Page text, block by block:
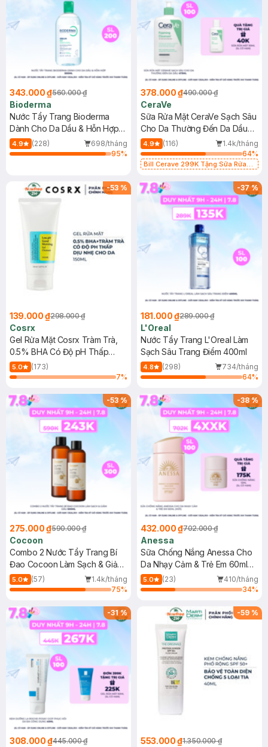
343.000 ₫560.000 ₫
Bioderma
Nước Tẩy Trang Bioderma
Dành Cho Da Dầu & Hỗn Hợp
500ml
4.9 (228)
698/tháng
95%
378.000 ₫490.000 ₫
CeraVe
Sữa Rửa Mặt CeraVe Sạch Sâu
Cho Da Thường Đến Da Dầu
473ml
4.9 (116)
1.4k/tháng
64%
Bill Cerave 299K Tặng Sữa Rửa
-53 %
139.000 ₫298.000 ₫
Cosrx
Gel Rửa Mặt Cosrx Tràm Trà,
0.5% BHA Có Độ pH Thấp
150ml
5.0
(173)
7%
-37%
181.000 ₫289.000 ₫
L'Oreal
Nước Tẩy Trang L'Oreal Làm
Sạch Sâu Trang Điểm 400ml
4.8 (298)
734/tháng
64%
-53%
275.000 ₫590.000 ₫
Cocoon
Combo 2 Nước Tẩy Trang Bí
Đao Cocoon Làm Sạch & Giảm
Dầu 500ml
5.0 (57)
1.4k/tháng
75%
-38%
432.000 ₫702.000 ₫
Anessa
Sữa Chống Nắng Anessa Cho
Da Nhạy Cảm & Trẻ Em 60ml
(Mới)
5.0 (23)
410/tháng
34%
-31%
308.000 ₫445.000 ₫
-59 %
553.000 ₫1.350.000 ₫